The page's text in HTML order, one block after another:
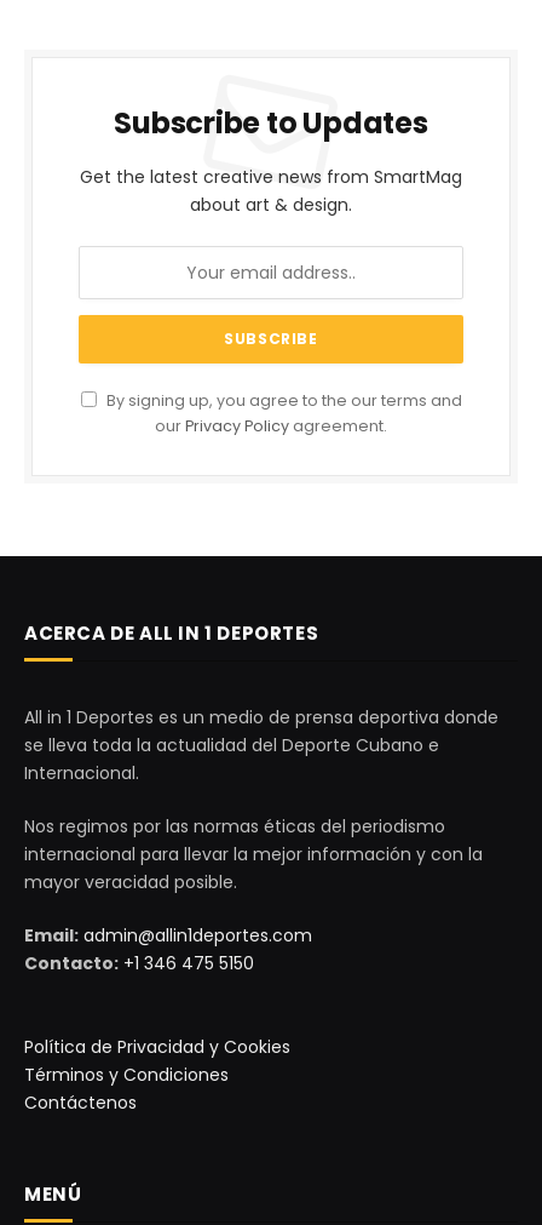
Subscribe to Updates
Get the latest creative news from SmartMag
about art & design.
By signing up, you agree to the our terms and
ourPrivacy Policy agreement.
ACERCA DE ALL IN 1 DEPORTES
All in 1 Deportes es un medio de prensa deportiva donde
se lleva toda la actualidad del Deporte Cubano e
Internacional.
Nos regimos por las normas éticas del periodismo
internacional para llevar la mejor información y con la
mayor veracidad posible.
Email: admin@allin1deportes.com
Contacto: +1 346 475 5150
Política de Privacidad y Cookies
Términos y Condiciones
Contáctenos
MENÚ